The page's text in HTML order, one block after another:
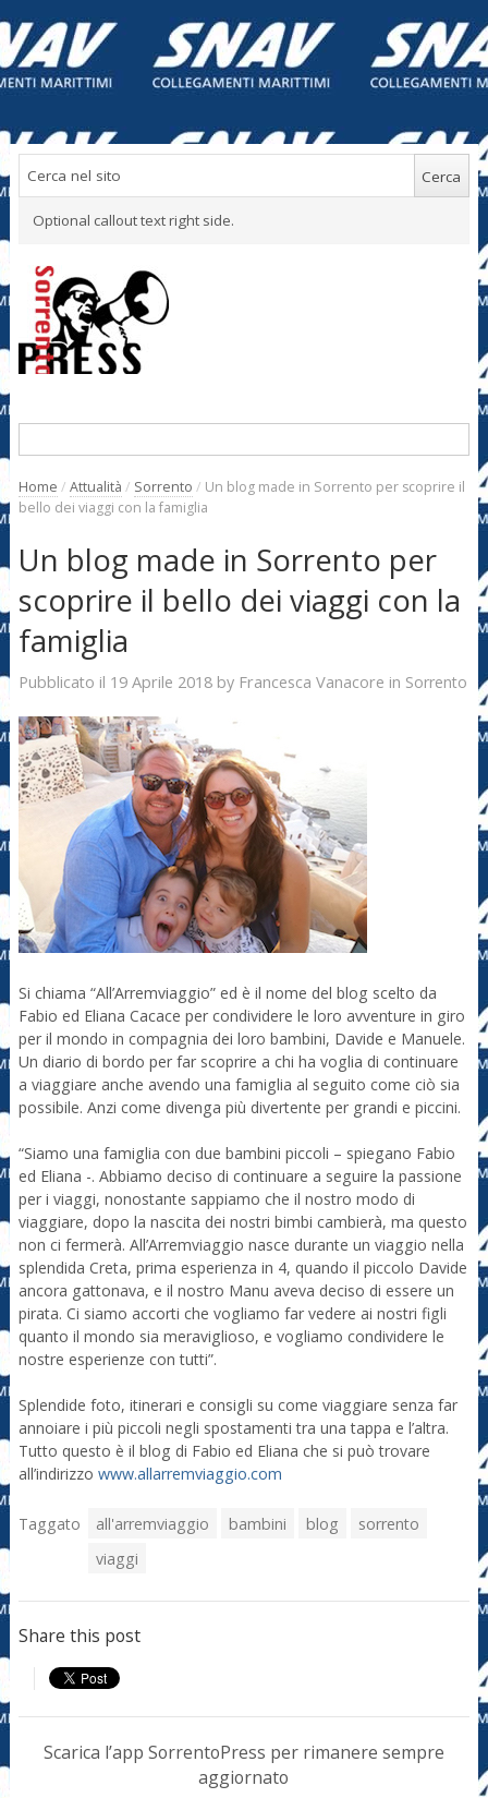
Optional callout text right side.
Home / Attualità / Sorrento / Un blog made in Sorrento per scoprire il
bello dei viaggi con la famiglia
Un blog made in Sorrento per
scoprire il bello dei viaggi con la
famiglia
Pubblicato il 19 Aprile 2018by Francesca Vanacore in Sorrento
Si chiama “All’Arremviaggio” ed è il nome del blog scelto da
Fabio ed Eliana Cacace per condividere le loro avventure in giro
per il mondo in compagnia dei loro bambini, Davide e Manuele.
Un diario di bordo per far scoprire a chi ha voglia di continuare
a viaggiare anche avendo una famiglia al seguito come ciò sia
possibile. Anzi come divenga più divertente per grandi e piccini.
“Siamo una famiglia con due bambini piccoli – spiegano Fabio
ed Eliana -. Abbiamo deciso di continuare a seguire la passione
per i viaggi, nonostante sappiamo che il nostro modo di
viaggiare, dopo la nascita dei nostri bimbi cambierà, ma questo
non ci fermerà. All’Arremviaggio nasce durante un viaggio nella
splendida Creta, prima esperienza in 4, quando il piccolo Davide
ancora gattonava, e il nostro Manu aveva deciso di essere un
pirata. Ci siamo accorti che vogliamo far vedere ai nostri figli
quanto il mondo sia meraviglioso, e vogliamo condividere le
nostre esperienze con tutti”.
Splendide foto, itinerari e consigli su come viaggiare senza far
annoiare i più piccoli negli spostamenti tra una tappa e l’altra.
Tutto questo è il blog di Fabio ed Eliana che si può trovare
all’indirizzo www.allarremviaggio.com
Taggato all'arremviaggio bambini blog
sorrento
viaggi
Share this post
Scarica l’app SorrentoPress per rimanere sempre
aggiornato